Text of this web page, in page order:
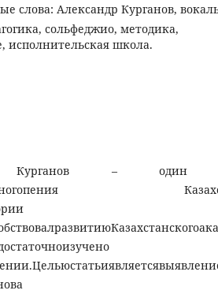
слова: Александр Курганов,
сольфеджио, методика,
исполнительская школа.
Курганов – один